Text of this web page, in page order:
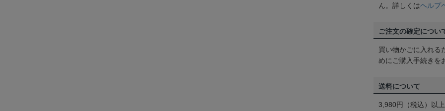
ん。詳しくはヘルプ
ご注文の確定につい
買い物かごに入れる
めにご購入手続きを
送料について
3,980円（税込）以